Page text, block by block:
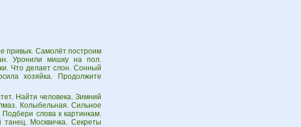
привык. Самолёт построим
Уронили мишку на пол.
Что делает слон. Сонный
хозяйка. Продолжите
Найти человека. Зимний
Колыбельная. Сильное
слова к картинкам.
Москвичка. Секреты